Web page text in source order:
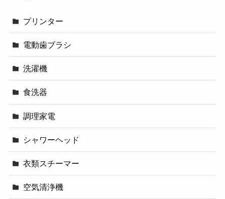
プリンター
電動歯ブラシ
洗濯機
食洗器
調理家電
シャワーヘッド
衣類スチーマー
空気清浄機